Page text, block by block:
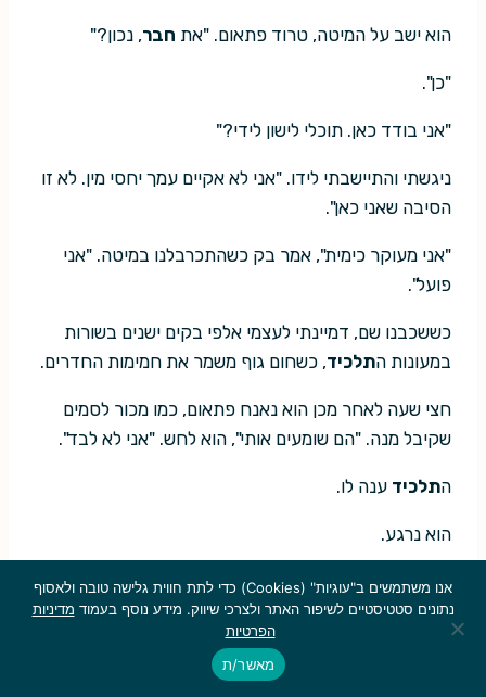
הוא ישב על המיטה, טרוד פתאום. "את חבר, נכון?"
"כן".
"אני בודד כאן. תוכלי לישון לידי?"
ניגשתי והתיישבתי לידו. "אני לא אקיים עמך יחסי מין. לא זו
הסיבה שאני כאן".
"אני מעוקר כימית", אמר בק כשהתכרבלנו במיטה. "אני
פועל".
כששכבנו שם, דמיינתי לעצמי אלפי בקים ישנים בשורות
במעונות התלכיד, כשחום גוף משמר את חמימות החדרים.
חצי שעה לאחר מכן הוא נאנח פתאום, כמו מכור לסמים
שקיבל מנה. "הם שומעים אותי", הוא לחש. "אני לא לבד".
התלכיד ענה לו.
הוא נרגע.
ניחוח לבנדר נעים מילא את החדר. האם היה זה משהו
שהוא התיז על עצמו מוקדם יותר? או משהו שפועלתלכיד
אנו משתמשים ב"עוגיות" (Cookies) כדי לתת חווית גלישה טובה ולאסוף
נתונים סטטיסטיים לשיפור האתר ולצרכי שיווק. מידע נוסף בעמוד מדיניות
הפרטיות
מאשר/ת